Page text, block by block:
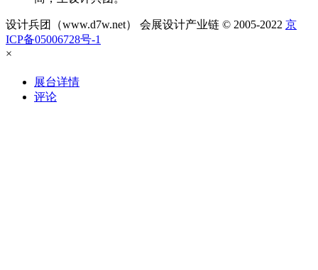
设计兵团（www.d7w.net） 会展设计产业链 © 2005-2022 京
ICP备05006728号-1
×
展台详情
评论